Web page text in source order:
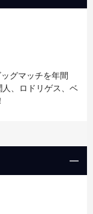
グマッチを年間
、ロドリゲス、ベ